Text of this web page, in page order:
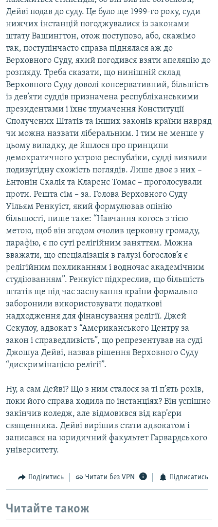
Дейві подав до суду. Це було ще 1999-го року, суди
нижчих інстанцій погоджувалися із законами
штату Вашингтон, отож поступово, або, скажімо
так, поступінчасто справа піднялася аж до
Верховного Суду, який погодився взяти апеляцію до
розгляду. Треба сказати, що нинішній склад
Верховного Суду доволі консервативний, більшість
із дев’яти суддів призначена республіканськими
президентами і їхнє тлумачення Конституції
Сполучених Штатів та інших законів країни навряд
чи можна назвати ліберальним. І тим не менше у
цьому випадку, де йшлося про принципи
демократичного устрою республіки, судді виявили
подивугідну схожість поглядів. Лише двоє з них –
Ентонін Скалія та Кларенс Томас – проголосували
проти. Решта сім – за. Голова Верховного Суду
Уільям Ренкуіст, який формулював опінію
більшості, пише таке: “Навчання когось з тією
метою, щоб він згодом очолив церковну громаду,
парафію, є по суті релігійним заняттям. Можна
вважати, що спеціалізація в галузі богослов’я є
релігійним покликанням і водночас академічним
студіюванням”. Ренкуіст підкреслив, що більшість
штатів ще під час заснування країни формально
заборонили використовувати податкові
надходження для фінансування релігії. Джей
Секулоу, адвокат з “Американського Центру за
закон і справедливість”, що репрезентував на суді
Джошуа Дейві, назвав рішення Верховного Суду
“дискримінацією релігії”.
Ну, а сам Дейві? Що з ним сталося за ті п’ять років,
поки його справа ходила по інстанціях? Він успішно
закінчив коледж, але відмовився від кар’єри
священника. Дейві вирішив стати адвокатом і
записався на юридичний факультет Гарвардського
університету.
Поділитись Читати без VPN Підписатись
Читайте також